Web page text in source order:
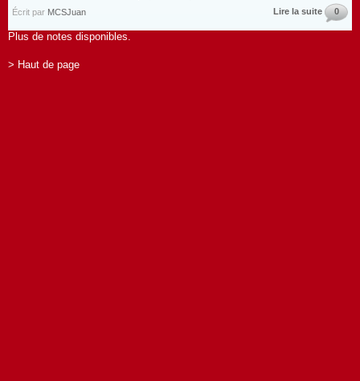
Écrit par MCSJuan Lire la suite 0
Plus de notes disponibles.
> Haut de page